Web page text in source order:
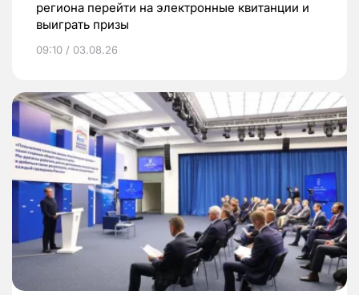
региона перейти на электронные квитанции и
выиграть призы
09:10 / 03.08.26